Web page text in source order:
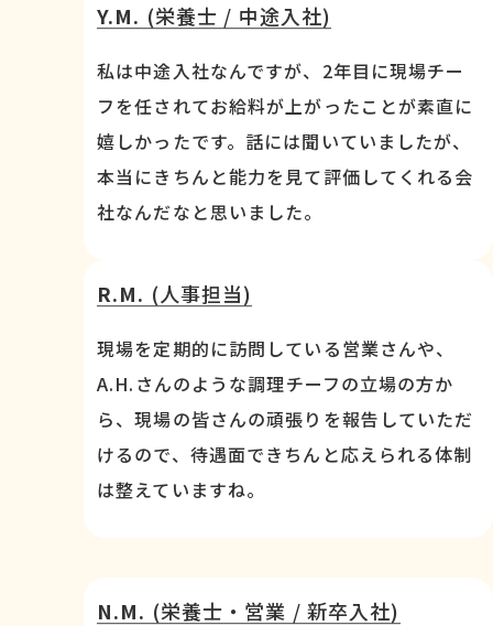
Y.M. (栄養士 / 中途入社)
私は中途入社なんですが、2年目に現場チー
フを任されてお給料が上がったことが素直に
嬉しかったです。話には聞いていましたが、
本当にきちんと能力を見て評価してくれる会
社なんだなと思いました。
R.M. (人事担当)
現場を定期的に訪問している営業さんや、
A.H.さんのような調理チーフの立場の方か
ら、現場の皆さんの頑張りを報告していただ
けるので、待遇面できちんと応えられる体制
は整えていますね。
N.M. (栄養士・営業 / 新卒入社)